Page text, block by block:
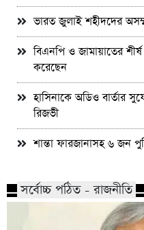
ভারত জুলাই শহীদদের
বিএনপি ও জামায়াতের
করেছেন
হাসিনাকে অডিও বার্তার
রিজভী
শান্তা ফারজানাসহ ৬ জন
সর্বোচ্চ পঠিত - রাজনীতি